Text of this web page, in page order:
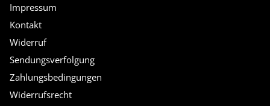
Impressum
Kontakt
Widerruf
Sendungsverfolgung
Zahlungsbedingungen
Widerrufsrecht